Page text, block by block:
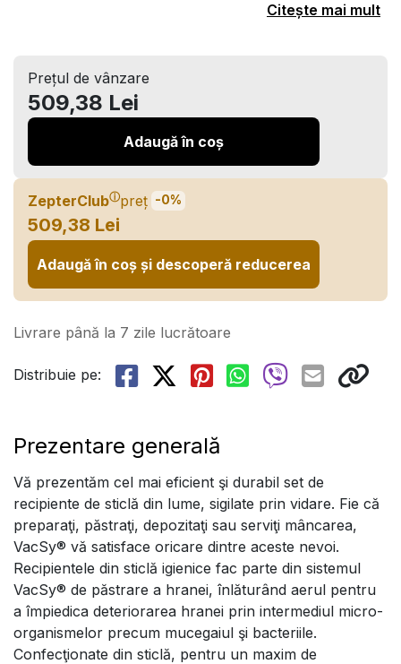
Citește mai mult
Prețul de vânzare
509,38 Lei
Adaugă în coș
ZepterClubⓘpreț -0%
509,38 Lei
Adaugă în coș și descoperă reducerea
Livrare până la 7 zile lucrătoare
Distribuie pe:
Prezentare generală
Vă prezentăm cel mai eficient şi durabil set de
recipiente de sticlă din lume, sigilate prin vidare. Fie că
preparaţi, păstraţi, depozitaţi sau serviţi mâncarea,
VacSy® vă satisface oricare dintre aceste nevoi.
Recipientele din sticlă igienice fac parte din sistemul
VacSy® de păstrare a hranei, înlăturând aerul pentru
a împiedica deteriorarea hranei prin intermediul micro-
organismelor precum mucegaiul şi bacteriile.
Confecţionate din sticlă, pentru un maxim de